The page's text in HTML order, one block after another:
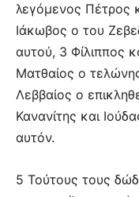
λεγόμενος Πέτρος
Ιάκωβος ο του
αυτού, 3 Φίλιππος
Ματθαίος ο
Λεββαίος ο
Κανανίτης και
αυτόν.
5 Τούτους τους